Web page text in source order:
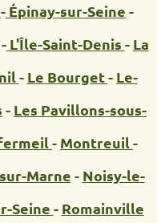
- Épinay-sur-Seine -
-L'Île-Saint-Denis - La
- Le Bourget- Le-
- Les Pavillons-sous-
- Montreuil-
Marne - Noisy-le-
Seine - Romainville